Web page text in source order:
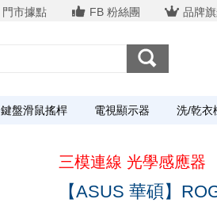
門市據點 FB 粉絲團 品牌
鍵盤滑鼠搖桿 電視顯示器 洗/乾衣
三模連線 光學感應器
【ASUS 華碩】